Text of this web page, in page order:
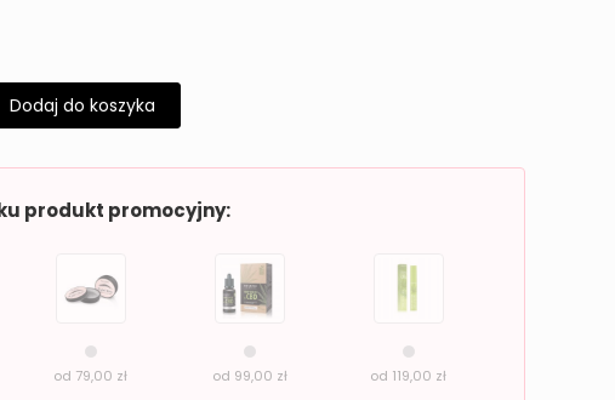
Dodaj do koszyka
produkt promocyjny:
od 79,00 zł od 99,00 zł od 119,00 zł